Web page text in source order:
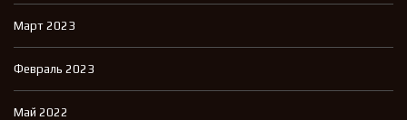
Март 2023
Февраль 2023
Май 2022